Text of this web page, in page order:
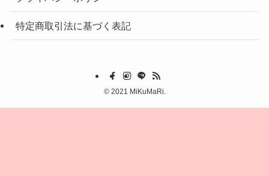
特定商取引法に基づく表記
©2021 MiKuMaRi.